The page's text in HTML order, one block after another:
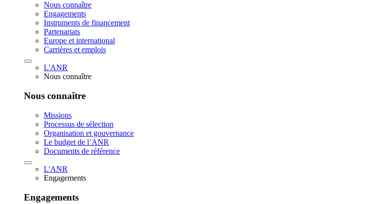
Nous connaître
Engagements
Instruments de financement
Partenariats
Europe et international
Carrières et emplois
L'ANR
Nous connaître
Nous connaître
Missions
Processus de sélection
Organisation et gouvernance
Le budget de l’ANR
Documents de référence
L'ANR
Engagements
Engagements